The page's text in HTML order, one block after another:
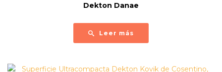
Dekton Danae
Leer más